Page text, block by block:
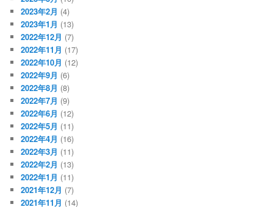
2023年2月 (4)
2023年1月 (13)
2022年12月 (7)
2022年11月 (17)
2022年10月 (12)
2022年9月 (6)
2022年8月 (8)
2022年7月 (9)
2022年6月 (12)
2022年5月 (11)
2022年4月 (16)
2022年3月 (11)
2022年2月 (13)
2022年1月 (11)
2021年12月 (7)
2021年11月 (14)